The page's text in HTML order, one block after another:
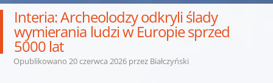
Interia: Archeolodzy odkryli ślady
wymierania ludzi w Europie sprzed
5000 lat
Opublikowano 20 czerwca 2026przez Białczyński